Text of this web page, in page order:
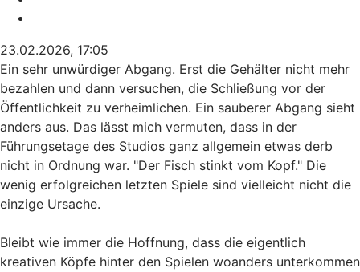
23.02.2026, 17:05
Ein sehr unwürdiger Abgang. Erst die Gehälter nicht mehr
bezahlen und dann versuchen, die Schließung vor der
Öffentlichkeit zu verheimlichen. Ein sauberer Abgang sieht
anders aus. Das lässt mich vermuten, dass in der
Führungsetage des Studios ganz allgemein etwas derb
nicht in Ordnung war. "Der Fisch stinkt vom Kopf." Die
wenig erfolgreichen letzten Spiele sind vielleicht nicht die
einzige Ursache.
Bleibt wie immer die Hoffnung, dass die eigentlich
kreativen Köpfe hinter den Spielen woanders unterkommen